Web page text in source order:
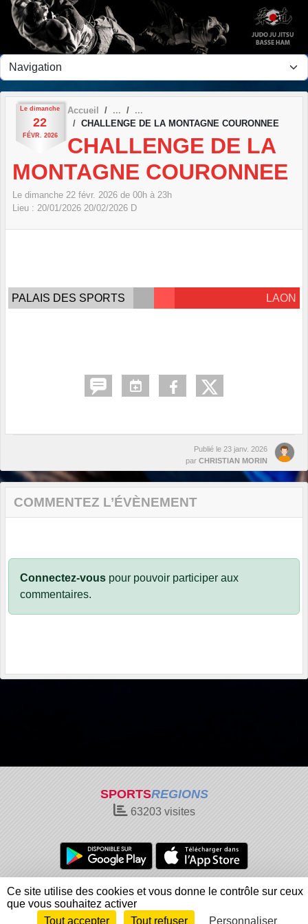
Le dimanche
22
FÉVR. 2026
Accueil
CHALLENGE DE LA MONTAGNE COURONNEE
CHALLENGE DE LA
MONTAGNE COURONNEE
Le dimanche 22 févr. 2026 de 00h à 23h
Lieu : 20/01/2026 20/02/2026 D
PALAIS DES SPORTS LAON
Publié le 23 janv. 2026
par CHRISTIAN MORIN
COMMENTEZ L’ÉVÈNEMENT
Connectez-vous pour pouvoir participer aux
commentaires.
SPORTSREGIONS
63203visites
Charte cookies
Gestion des cookies
Informations légales
Signaler un contenu inapproprié
Envie de participer ?
Panneau de gestion des cookies
Ce site utilise des cookies et vous donne le contrôle sur ceux
que vous souhaitez activer
Tout accepter
Tout refuser Personnaliser